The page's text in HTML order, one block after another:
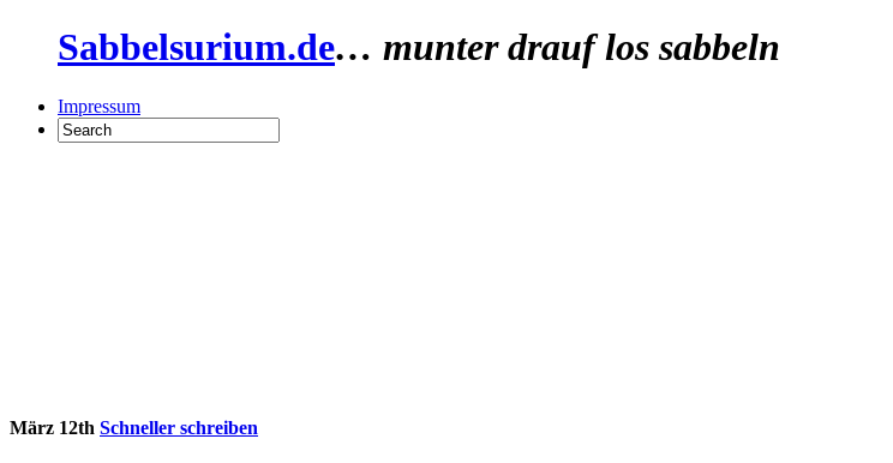
Sabbelsurium.de… munter drauf los sabbeln
Impressum
März 12th Schneller schreiben